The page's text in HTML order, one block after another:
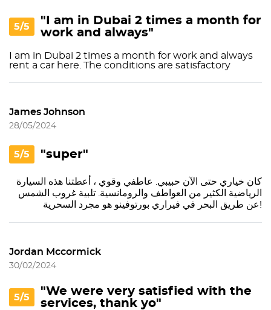
5/5
"I am in Dubai 2 times a month for
work and always"
I am in Dubai 2 times a month for work and always
rent a car here. The conditions are satisfactory
James Johnson
28/05/2024
5/5 "super"
كان خياري حتى الآن حبيبي. عاطفي وقوي ، أعطتنا هذه السيارة
الرياضية الكثير من العواطف والرومانسية. تلبية غروب الشمس
عن طريق البحر في فيراري بورتوفينو هو مجرد السحرية!
Jordan Mccormick
30/02/2024
5/5
"We were very satisfied with the
services, thank yo"